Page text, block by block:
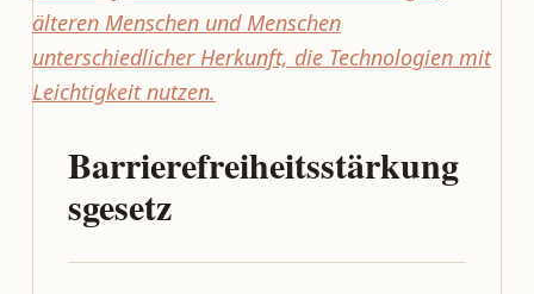
Barrierefreiheitsstärkung
sgesetz